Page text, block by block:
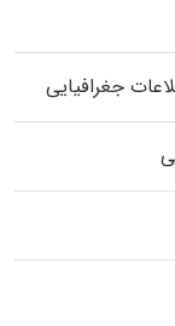
جغرافیایی